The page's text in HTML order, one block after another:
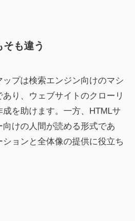
も違う
プは検索エンジン向けのマシ
り、ウェブサイトのクローリ
を助けます。一方、HTMLサ
けの人間が読める形式であ
ョンと全体像の提供に役立ち